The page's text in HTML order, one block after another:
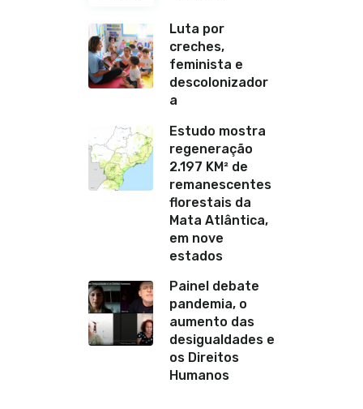
Luta por
creches,
feminista e
descolonizador
a
Estudo mostra
regeneração
2.197 KM² de
remanescentes
florestais da
Mata Atlântica,
em nove
estados
Painel debate
pandemia, o
aumento das
desigualdades e
os Direitos
Humanos